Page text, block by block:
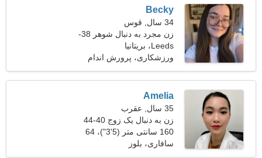
Becky
34 سال, قوس
زن مجرد به دنبال شوهر 38-
41
Leeds، بریتانیا
ورزشکاری، پرورش اندام
Amelia
35 سال, عقرب
زن به دنبال یک زوج 40-44
160 سانتی متر (5'3")، 64
کیلوگرم (141 پوند)
سافاری، بلوز